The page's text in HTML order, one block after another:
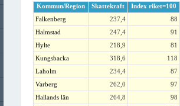
Kommun/Region Skattekraft
Index riket=100
Falkenberg
237,4
88
Halmstad
247,4
91
Hylte
218,9
81
Kungsbacka
318,6
118
Laholm
234,4
87
Varberg
262,0
97
Hallands län
264,8
98